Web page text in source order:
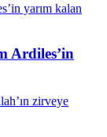
Ardiles’in